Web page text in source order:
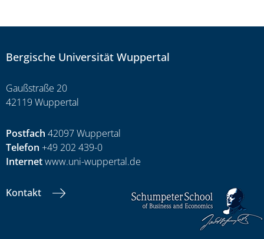
Bergische Universität Wuppertal
Gaußstraße 20
42119 Wuppertal
Postfach 42097 Wuppertal
Telefon +49 202 439-0
Internetwww.uni-wuppertal.de
Kontakt